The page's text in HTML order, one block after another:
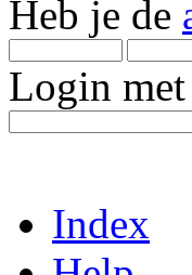
Heb je de
Login met
Index